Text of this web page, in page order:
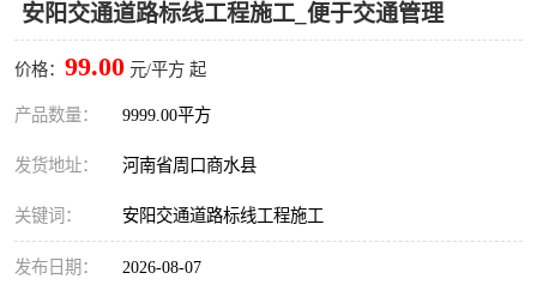
安阳交通道路标线工程施工_便于交通管理
价格： 99.00 元/平方 起
产品数量： 9999.00平方
发货地址： 河南省周口商水县
关键词： 安阳交通道路标线工程施工
发布日期： 2026-08-07